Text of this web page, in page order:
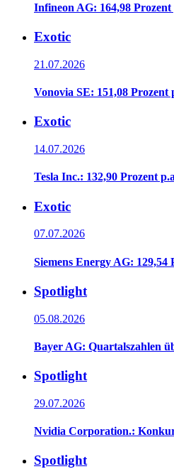
Infineon AG: 164,98 Prozent
Exotic
21.07.2026
Vonovia SE: 151,08 Prozent
Exotic
14.07.2026
Tesla Inc.: 132,90 Prozent
Exotic
07.07.2026
Siemens Energy AG: 129,54
Spotlight
05.08.2026
Bayer AG: Quartalszahlen
Spotlight
29.07.2026
Nvidia Corporation.:
Spotlight